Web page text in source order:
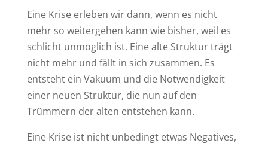
Eine Krise erleben wir dann, wenn es nicht
mehr so weitergehen kann wie bisher, weil es
schlicht unmöglich ist. Eine alte Struktur trägt
nicht mehr und fällt in sich zusammen. Es
entsteht ein Vakuum und die Notwendigkeit
einer neuen Struktur, die nun auf den
Trümmern der alten entstehen kann.
Eine Krise ist nicht unbedingt etwas Negatives,